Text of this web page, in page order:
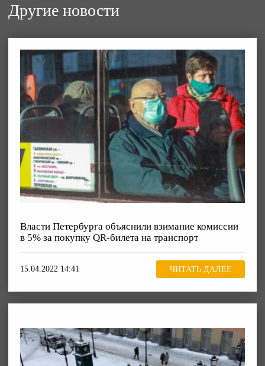
Другие новости
Власти Петербурга объяснили взимание комиссии
в 5% за покупку QR-билета на транспорт
15.04.2022 14:41 ЧИТАТЬ ДАЛЕЕ